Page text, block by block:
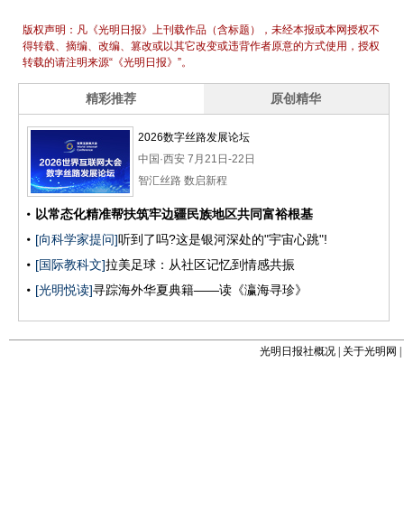
光明日报社概况 关于光明网